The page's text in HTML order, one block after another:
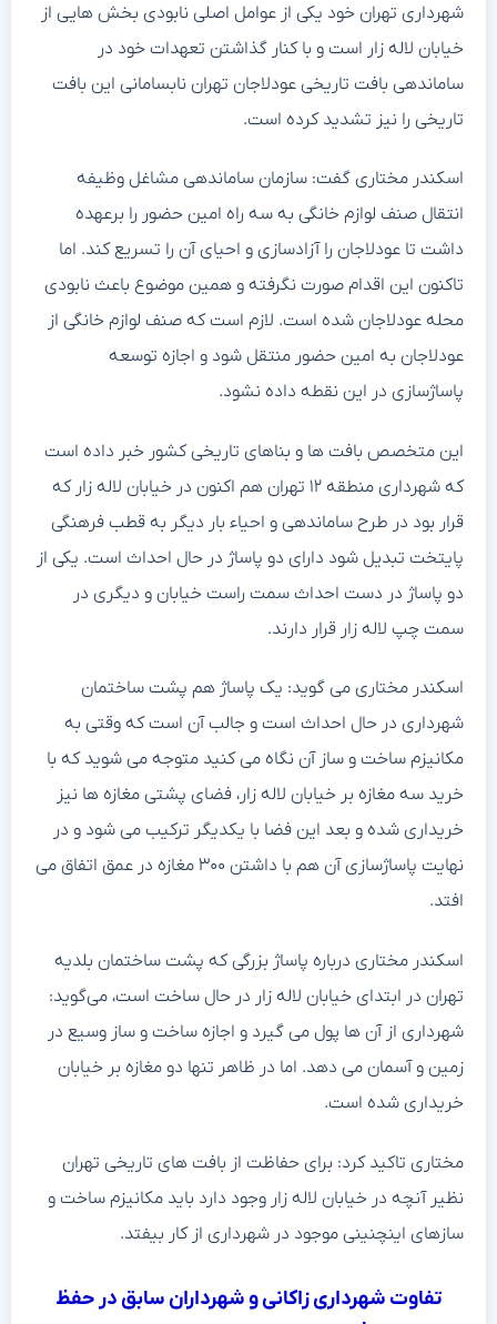
شهرداری تهران خود یکی از عوامل اصلی نابودی بخش هایی از
خیابان لاله زار است و با کنار گذاشتن تعهدات خود در
ساماندهی بافت تاریخی عودلاجان تهران نابسامانی این بافت
تاریخی را نیز تشدید کرده است.
اسکندر مختاری گفت: سازمان ساماندهی مشاغل وظیفه
انتقال صنف لوازم خانگی به سه راه امین حضور را برعهده
داشت تا عودلاجان را آزادسازی و احیای آن را تسریع کند. اما
تاکنون این اقدام صورت نگرفته و همین موضوع باعث نابودی
محله عودلاجان شده است. لازم است که صنف لوازم خانگی از
عودلاجان به امین حضور منتقل شود و اجازه توسعه
پاساژسازی در این نقطه داده نشود.
این متخصص بافت ها و بناهای تاریخی کشور خبر داده است
که شهرداری منطقه ۱۲ تهران هم اکنون در خیابان لاله زار که
قرار بود در طرح ساماندهی و احیاء بار دیگر به قطب فرهنگی
پایتخت تبدیل شود دارای دو پاساژ در حال احداث است. یکی از
دو پاساژ در دست احداث سمت راست خیابان و دیگری در
سمت چپ لاله زار قرار دارند.
اسکندر مختاری می گوید: یک پاساژ هم پشت ساختمان
شهرداری در حال احداث است و جالب آن است که وقتی به
مکانیزم ساخت و ساز آن نگاه می کنید متوجه می شوید که با
خرید سه مغازه بر خیابان لاله زار، فضای پشتی مغازه ها نیز
خریداری شده و بعد این فضا با یکدیگر ترکیب می شود و در
نهایت پاساژسازی آن هم با داشتن ۳۰۰ مغازه در عمق اتفاق می
افتد.
اسکندر مختاری درباره پاساژ بزرگی که پشت ساختمان بلدیه
تهران در ابتدای خیابان لاله زار در حال ساخت است، می‌گوید:
شهرداری از آن ها پول می گیرد و اجازه ساخت و ساز وسیع در
زمین و آسمان می دهد. اما در ظاهر تنها دو مغازه بر خیابان
خریداری شده است.
مختاری تاکید کرد: برای حفاظت از بافت های تاریخی تهران
نظیر آنچه در خیابان لاله زار وجود دارد باید مکانیزم ساخت و
سازهای اینچنینی موجود در شهرداری از کار بیفتد.
تفاوت شهرداری زاکانی و شهرداران سابق در حفظ